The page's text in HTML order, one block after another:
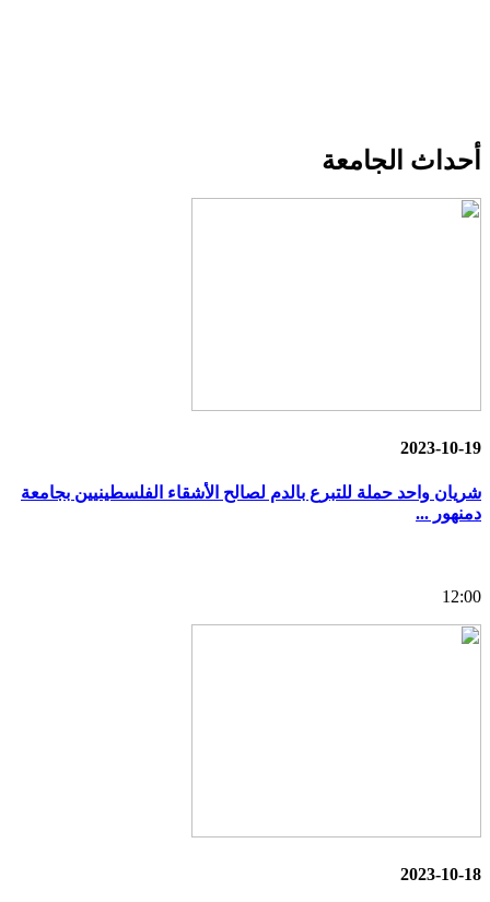
أحداث الجامعة
2023-10-19
شريان واحد حملة للتبرع بالدم لصالح الأشقاء الفلسطينيين بجامعة
دمنهور ...
12:00
2023-10-18